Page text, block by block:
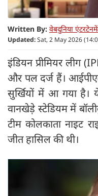
Written By: वेबदुनिया
Updated:Sat, 2 May 2026
इंडियन प्रीमियर लीग
और पल दर्ज हैं।
सुर्खियों में आ गया
वानखेड़े स्टेडियम में
टीम कोलकाता नाइट
जीत हासिल की थी।